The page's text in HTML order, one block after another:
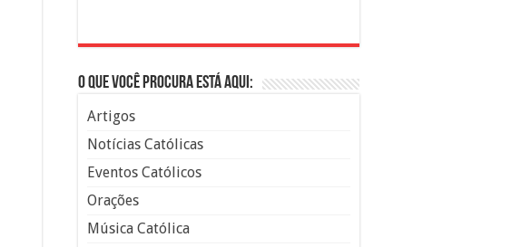
O que você procura está aqui:
Artigos
Notícias Católicas
Eventos Católicos
Orações
Música Católica